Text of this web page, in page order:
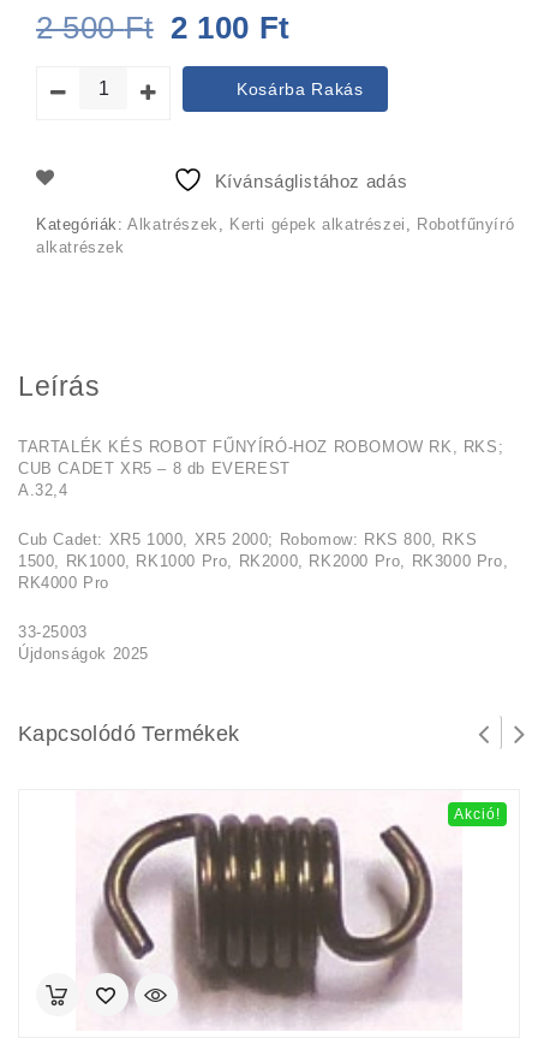
2 500Ft Original
price
was:
2
2 100 Ft
price
is:
Kosárba Rakás
Kívánságlistához adás
Kategóriák:Alkatrészek , Kerti gépek alkatrészei , Robotfűnyíró
alkatrészek
Leírás
TARTALÉK KÉS ROBOT FŰNYÍRÓ-HOZ ROBOMOW RK, RKS;
CUB CADET XR5 – 8 db EVEREST
A.32,4
Cub Cadet: XR5 1000, XR5 2000; Robomow: RKS 800, RKS
1500, RK1000, RK1000 Pro, RK2000, RK2000 Pro, RK3000 Pro,
RK4000 Pro
33-25003
Újdonságok 2025
Kapcsolódó Termékek
Akció!